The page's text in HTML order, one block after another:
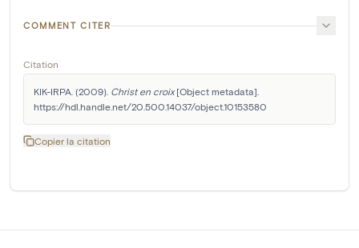
COMMENT CITER
Citation
KIK-IRPA. (2009). Christ en croix [Object metadata].
https://hdl.handle.net/20.500.14037/object.10153580
Copier la citation